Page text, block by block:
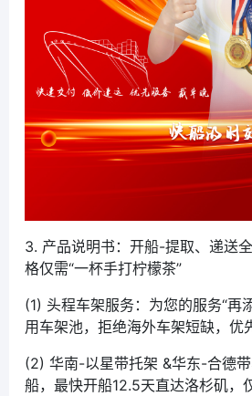
3. 产品说明书：开船-提取、递送
格仅需“一杯手打柠檬茶”
(1) 头程车架服务：为您的服务“再
用车架池，拒绝海外车架短缺，优
(2) 华南-以星带托架 &华东-合德
船，最快开船12.5天直达洛杉矶，